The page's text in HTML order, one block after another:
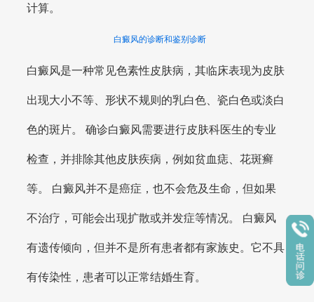
计算。
白癜风的诊断和鉴别诊断
白癜风是一种常见色素性皮肤病，其临床表现为皮肤
出现大小不等、形状不规则的乳白色、瓷白色或淡白
色的斑片。 确诊白癜风需要进行皮肤科医生的专业
检查，并排除其他皮肤疾病，例如贫血痣、花斑癣
等。 白癜风并不是癌症，也不会危及生命，但如果
不治疗，可能会出现扩散或并发症等情况。 白癜风
有遗传倾向，但并不是所有患者都有家族史。它不具
有传染性，患者可以正常结婚生育。